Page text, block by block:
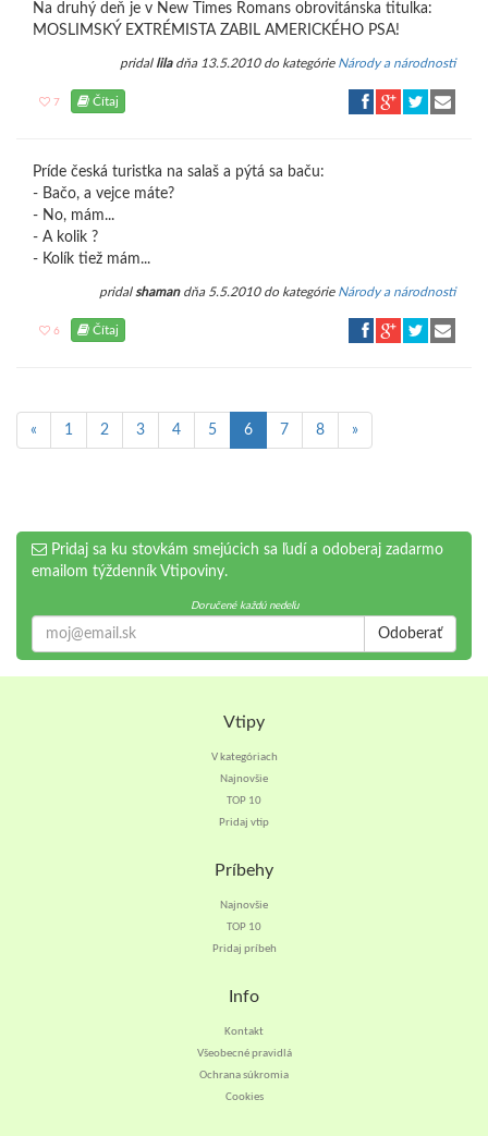
Na druhý deň je v New Times Romans obrovitánska titulka:
MOSLIMSKÝ EXTRÉMISTA ZABIL AMERICKÉHO PSA!
pridal liladňa 13.5.2010 do kategórie Národy a národnosti
7 Čítaj
Príde česká turistka na salaš a pýtá sa baču:
- Bačo, a vejce máte?
- No, mám...
- A kolik ?
- Kolík tiež mám...
pridal shamandňa 5.5.2010 do kategórie Národy a národnosti
6 Čítaj
« 1 2 3 4 5 6 7 8 »
Pridaj sa ku stovkám smejúcich sa ľudí a odoberaj zadarmo
emailom týždenník Vtipoviny.
Doručené každú nedeľu
Odoberať
Vtipy
V kategóriach
Najnovšie
TOP 10
Pridaj vtip
Príbehy
Najnovšie
TOP 10
Pridaj príbeh
Info
Kontakt
Všeobecné pravidlá
Ochrana súkromia
Cookies